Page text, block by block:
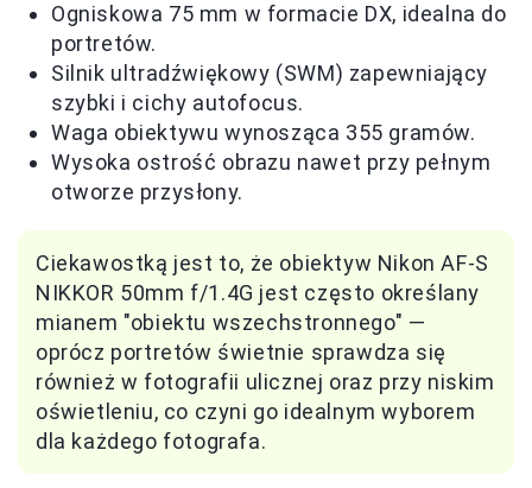
Ogniskowa 75 mm w formacie DX, idealna do
portretów.
Silnik ultradźwiękowy (SWM) zapewniający
szybki i cichy autofocus.
Waga obiektywu wynosząca 355 gramów.
Wysoka ostrość obrazu nawet przy pełnym
otworze przysłony.
Ciekawostką jest to, że obiektyw Nikon AF-S
NIKKOR 50mm f/1.4G jest często określany
mianem "obiektu wszechstronnego" —
oprócz portretów świetnie sprawdza się
również w fotografii ulicznej oraz przy niskim
oświetleniu, co czyni go idealnym wyborem
dla każdego fotografa.